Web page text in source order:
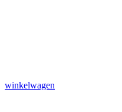
winkelwagen